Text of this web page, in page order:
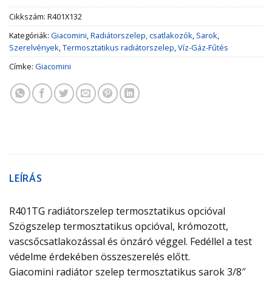
Cikkszám: R401X132
Kategóriák: Giacomini,Radiátorszelep, csatlakozók, Sarok,
Szerelvények,Termosztatikus radiátorszelep,Víz-Gáz-Fűtés
Címke: Giacomini
LEÍRÁS
R401TG radiátorszelep termosztatikus opcióval
Szögszelep termosztatikus opcióval, krómozott,
vascsőcsatlakozással és önzáró véggel. Fedéllel a test
védelme érdekében összeszerelés előtt.
Giacomini radiátor szelep termosztatikus sarok 3/8″